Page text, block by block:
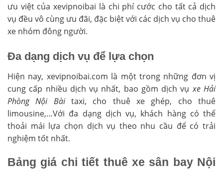
ưu việt của xevipnoibai là chi phí cước cho tất cả dịch
vụ đều vô cùng ưu đãi, đặc biệt với các dịch vụ cho thuê
xe nhóm đông người.
Đa dạng dịch vụ để lựa chọn
Hiện nay, xevipnoibai.com là một trong những đơn vị
cung cấp nhiều dịch vụ nhất, bao gồm dịch vụxe Hải
Phòng Nội Bàitaxi, cho thuê xe ghép, cho thuê
limousine,…Với đa dạng dịch vụ, khách hàng có thể
thoải mái lựa chọn dịch vụ theo nhu cầu để có trải
nghiệm tốt nhất.
Bảng giá chi tiết thuê xe sân bay Nội